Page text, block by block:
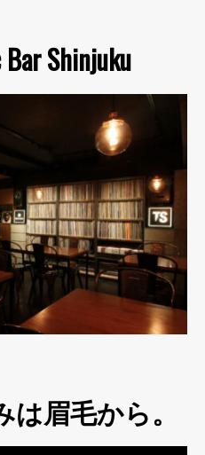
Shinjuku
眉毛から。